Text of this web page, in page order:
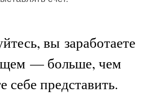
вы заработаете
— больше, чем
себе представить.